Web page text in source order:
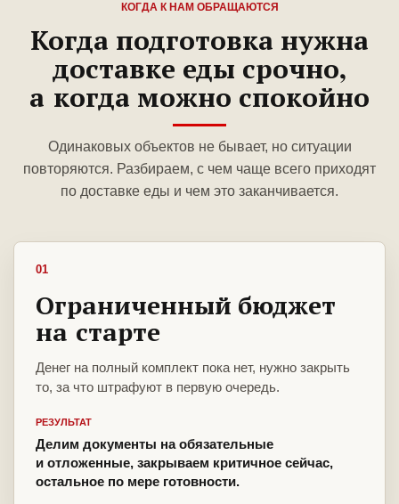
КОГДА К НАМ ОБРАЩАЮТСЯ
Когда подготовка нужна
доставке еды срочно,
а когда можно спокойно
Одинаковых объектов не бывает, но ситуации
повторяются. Разбираем, с чем чаще всего приходят
по доставке еды и чем это заканчивается.
01
Ограниченный бюджет
на старте
Денег на полный комплект пока нет, нужно закрыть
то, за что штрафуют в первую очередь.
РЕЗУЛЬТАТ
Делим документы на обязательные
и отложенные, закрываем критичное сейчас,
остальное по мере готовности.